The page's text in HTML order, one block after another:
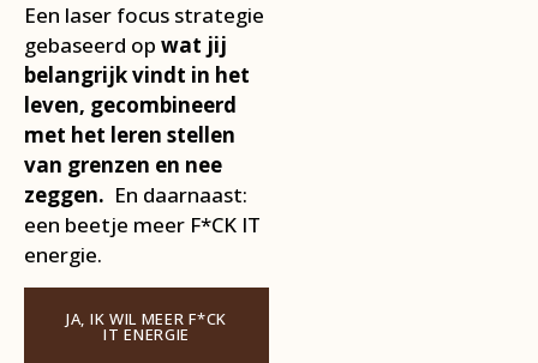
Een laser focus strategie
gebaseerd op wat jij
belangrijk vindt in het
leven, gecombineerd
met het leren stellen
van grenzen en nee
zeggen. En daarnaast:
een beetje meer F*CK IT
energie.
JA, IK WIL MEER F*CK
IT ENERGIE